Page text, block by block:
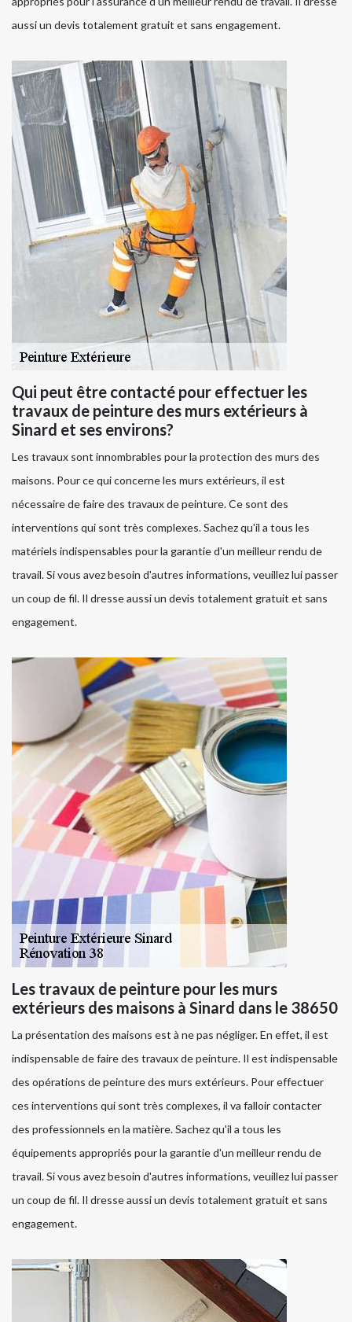
aussi un devis totalement gratuit et sans engagement.
Qui peut être contacté pour effectuer les
travaux de peinture des murs extérieurs à
Sinard et ses environs?
Les travaux sont innombrables pour la protection des murs des
maisons. Pour ce qui concerne les murs extérieurs, il est
nécessaire de faire des travaux de peinture. Ce sont des
interventions qui sont très complexes. Sachez qu'il a tous les
matériels indispensables pour la garantie d'un meilleur rendu de
travail. Si vous avez besoin d'autres informations, veuillez lui passer
un coup de fil. Il dresse aussi un devis totalement gratuit et sans
engagement.
Les travaux de peinture pour les murs
extérieurs des maisons à Sinard dans le 38650
La présentation des maisons est à ne pas négliger. En effet, il est
indispensable de faire des travaux de peinture. Il est indispensable
des opérations de peinture des murs extérieurs. Pour effectuer
ces interventions qui sont très complexes, il va falloir contacter
des professionnels en la matière. Sachez qu'il a tous les
équipements appropriés pour la garantie d'un meilleur rendu de
travail. Si vous avez besoin d'autres informations, veuillez lui passer
un coup de fil. Il dresse aussi un devis totalement gratuit et sans
engagement.